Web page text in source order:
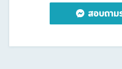
สอบถาม